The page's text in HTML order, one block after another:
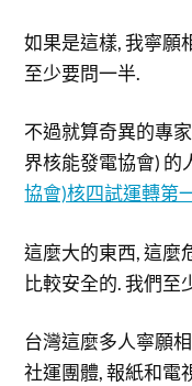
如果是這樣, 我寧願
至少要問一半.
不過就算奇異的專
界核能發電協會) 的
協會)核四試運轉第
這麼大的東西, 這麼
比較安全的. 我們至
台灣這麼多人寧願
社運團體, 報紙和電